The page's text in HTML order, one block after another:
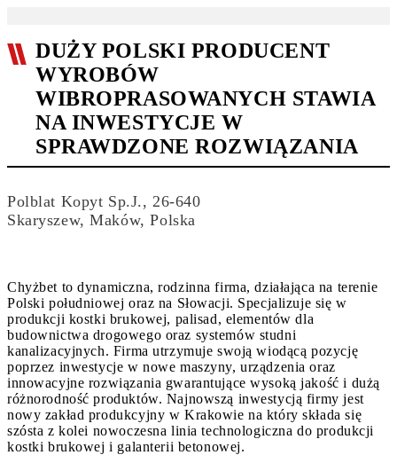
DUŻY POLSKI PRODUCENT
WYROBÓW
WIBROPRASOWANYCH STAWIA
NA INWESTYCJE W
SPRAWDZONE ROZWIĄZANIA
Polblat Kopyt Sp.J., 26-640
Skaryszew, Maków, Polska
Chyżbet to dynamiczna, rodzinna firma, działająca na terenie
Polski południowej oraz na Słowacji. Specjalizuje się w
produkcji kostki brukowej, palisad, elementów dla
budownictwa drogowego oraz systemów studni
kanalizacyjnych. Firma utrzymuje swoją wiodącą pozycję
poprzez inwestycje w nowe maszyny, urządzenia oraz
innowacyjne rozwiązania gwarantujące wysoką jakość i dużą
różnorodność produktów. Najnowszą inwestycją firmy jest
nowy zakład produkcyjny w Krakowie na który składa się
szósta z kolei nowoczesna linia technologiczna do produkcji
kostki brukowej i galanterii betonowej.